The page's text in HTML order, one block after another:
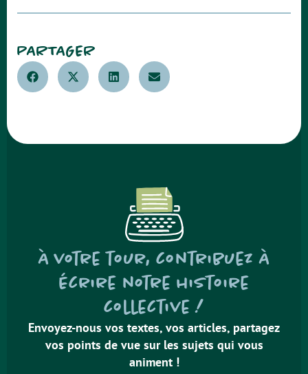
PARTAGER
À votre tour, contribuez à
écrire notre histoire
collective !
Envoyez-nous vos textes, vos articles, partagez
vos points de vue sur les sujets qui vous
animent !